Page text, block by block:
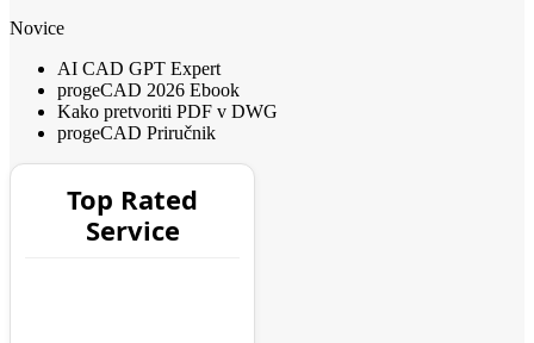
Novice
AI CAD GPT Expert
progeCAD 2026 Ebook
Kako pretvoriti PDF v DWG
progeCAD Priručnik
Top Rated
Service